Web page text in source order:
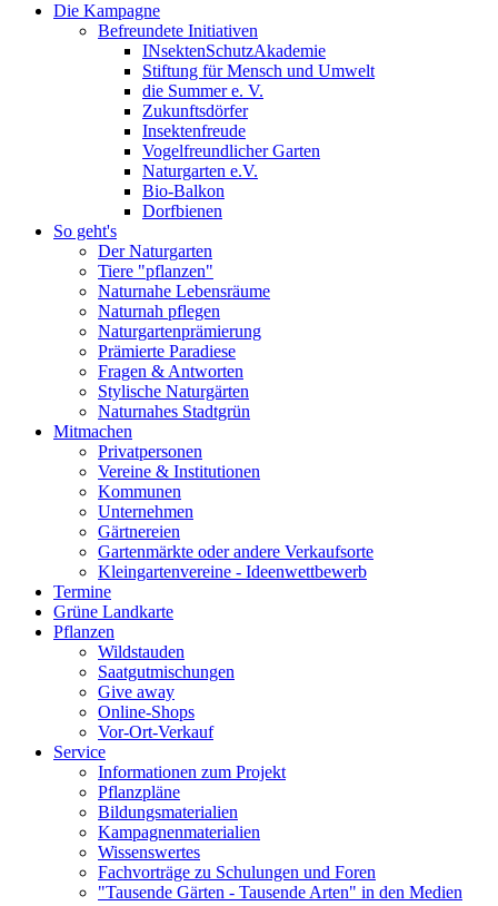
Die Kampagne
Befreundete Initiativen
INsektenSchutzAkademie
Stiftung für Mensch und Umwelt
die Summer e. V.
Zukunftsdörfer
Insektenfreude
Vogelfreundlicher Garten
Naturgarten e.V.
Bio-Balkon
Dorfbienen
So geht's
Der Naturgarten
Tiere "pflanzen"
Naturnahe Lebensräume
Naturnah pflegen
Naturgartenprämierung
Prämierte Paradiese
Fragen & Antworten
Stylische Naturgärten
Naturnahes Stadtgrün
Mitmachen
Privatpersonen
Vereine & Institutionen
Kommunen
Unternehmen
Gärtnereien
Gartenmärkte oder andere Verkaufsorte
Kleingartenvereine - Ideenwettbewerb
Termine
Grüne Landkarte
Pflanzen
Wildstauden
Saatgutmischungen
Give away
Online-Shops
Vor-Ort-Verkauf
Service
Informationen zum Projekt
Pflanzpläne
Bildungsmaterialien
Kampagnenmaterialien
Wissenswertes
Fachvorträge zu Schulungen und Foren
"Tausende Gärten - Tausende Arten" in den Medien